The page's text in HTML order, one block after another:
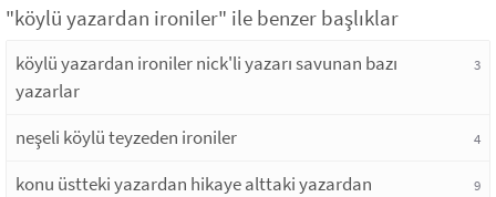
"köylü yazardan ironiler" ile benzer başlıklar
köylü yazardan ironiler nick'li yazarı savunan bazı
yazarlar
3
neşeli köylü teyzeden ironiler 4
konu üstteki yazardan hikaye alttaki yazardan 9